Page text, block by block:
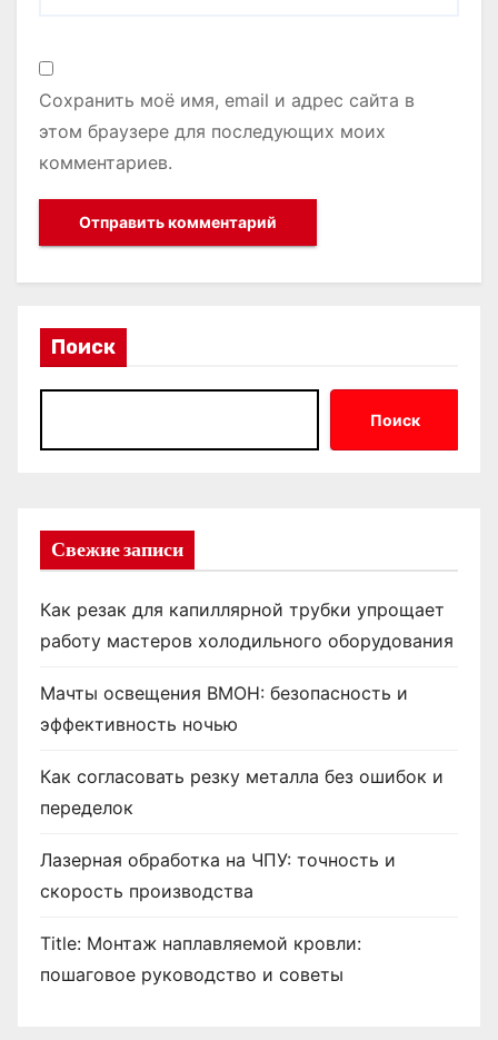
Сохранить моё имя, email и адрес сайта в
этом браузере для последующих моих
комментариев.
Поиск
Поиск
Свежие записи
Как резак для капиллярной трубки упрощает
работу мастеров холодильного оборудования
Мачты освещения ВМОН: безопасность и
эффективность ночью
Как согласовать резку металла без ошибок и
переделок
Лазерная обработка на ЧПУ: точность и
скорость производства
Title: Монтаж наплавляемой кровли:
пошаговое руководство и советы